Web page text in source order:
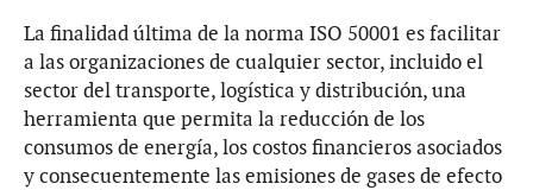
La finalidad última de la norma ISO 50001 es facilitar
a las organizaciones de cualquier sector, incluido el
sector del transporte, logística y distribución, una
herramienta que permita la reducción de los
consumos de energía, los costos financieros asociados
y consecuentemente las emisiones de gases de efecto